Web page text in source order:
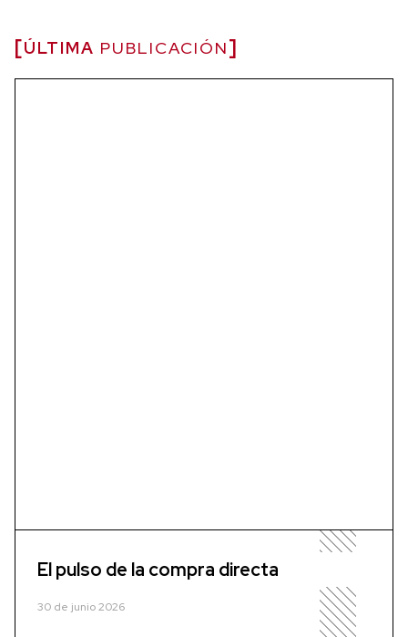
ÚLTIMA PUBLICACIÓN
El pulso de la compra directa
30 de junio 2026